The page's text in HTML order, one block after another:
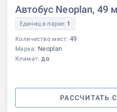
Автобус Neoplan, 49
Единиц в парке: 1
Количество мест: 49
Марка: Neoplan
Климат:да
РАССЧИТАТЬ